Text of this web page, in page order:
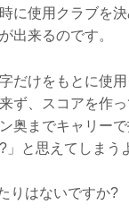
に使用クラブを
出来るのです。
だけをもとに使
ず、スコアを作
奥までキャリー
」と思えてしまう
りはないですか?